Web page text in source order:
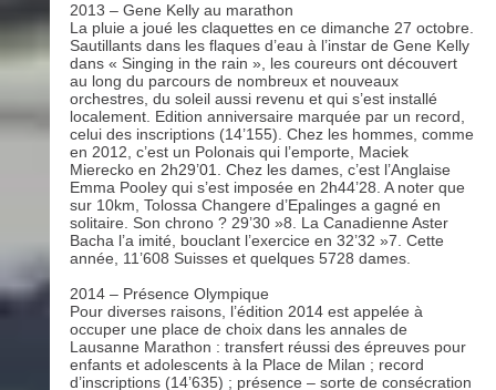
2013 – Gene Kelly au marathon
La pluie a joué les claquettes en ce dimanche 27 octobre.
Sautillants dans les flaques d’eau à l’instar de Gene Kelly
dans « Singing in the rain », les coureurs ont découvert
au long du parcours de nombreux et nouveaux
orchestres, du soleil aussi revenu et qui s’est installé
localement. Edition anniversaire marquée par un record,
celui des inscriptions (14’155). Chez les hommes, comme
en 2012, c’est un Polonais qui l’emporte, Maciek
Mierecko en 2h29’01. Chez les dames, c’est l’Anglaise
Emma Pooley qui s’est imposée en 2h44’28. A noter que
sur 10km, Tolossa Changere d’Epalinges a gagné en
solitaire. Son chrono ? 29’30 »8. La Canadienne Aster
Bacha l’a imité, bouclant l’exercice en 32’32 »7. Cette
année, 11’608 Suisses et quelques 5728 dames.
2014 – Présence Olympique
Pour diverses raisons, l’édition 2014 est appelée à
occuper une place de choix dans les annales de
Lausanne Marathon : transfert réussi des épreuves pour
enfants et adolescents à la Place de Milan ; record
d’inscriptions (14’635) ; présence – sorte de consécration